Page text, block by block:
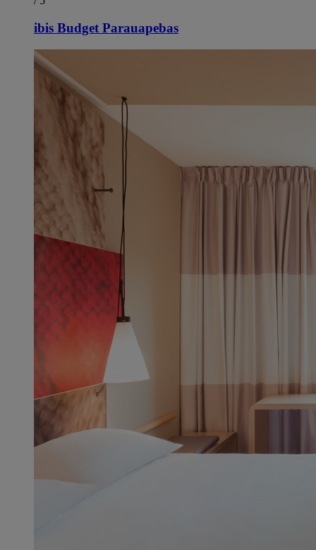
ibis Budget Parauapebas